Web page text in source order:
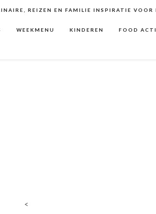
REIZEN EN FAMILIE INSPIRATIE VOOR
WEEKMENU KINDEREN FOOD
<